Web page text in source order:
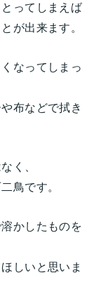
ってしまえば
が出来ます。
なってしまっ
布などで拭き
く、
鳥です。
かしたものを
しいと思いま